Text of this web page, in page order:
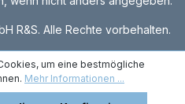
R&S. Alle Rechte vorbehalten.
um eine bestmögliche
Mehr Informationen ...